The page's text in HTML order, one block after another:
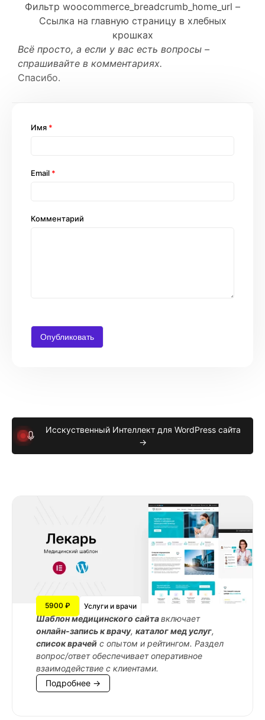
Фильтр woocommerce_breadcrumb_home_url –
Ссылка на главную страницу в хлебных
крошках
Всё просто, a если у вас есть вопросы –
спрашивайте в комментариях.
Спасибо.
Комментарий
Имя *
Email *
Исскуственный Интеллект для WordPress сайта
→
5900 ₽ Услуги и врачи
Шаблон медицинского сайтавключает
онлайн-запись к врачу, каталог мед услуг,
список врачей с опытом и рейтингом. Раздел
вопрос/ответ обеспечивает оперативное
взаимодействие с клиентами.
Подробнее →